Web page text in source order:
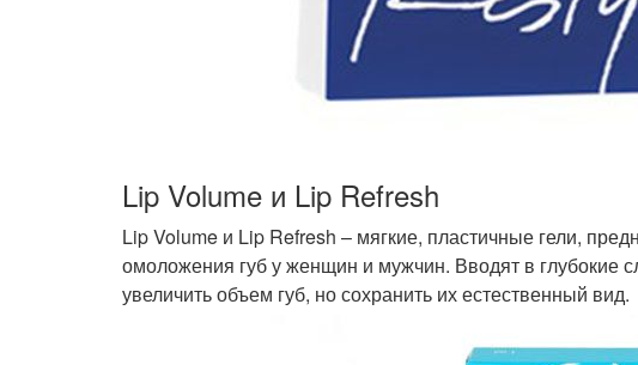
Lip Volume и Lip Refresh
Lip Volume и Lip Refresh – мягкие, пластичные гели,
омоложения губ у женщин и мужчин. Вводят в глубокие
увеличить объем губ, но сохранить их естественный вид.